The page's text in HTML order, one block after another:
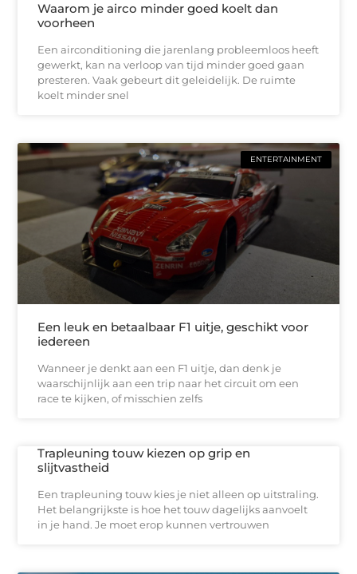
Waarom je airco minder goed koelt dan
voorheen
Een airconditioning die jarenlang probleemloos heeft
gewerkt, kan na verloop van tijd minder goed gaan
presteren. Vaak gebeurt dit geleidelijk. De ruimte
koelt minder snel
ENTERTAINMENT
Een leuk en betaalbaar F1 uitje, geschikt voor
iedereen
Wanneer je denkt aan een F1 uitje, dan denk je
waarschijnlijk aan een trip naar het circuit om een
race te kijken, of misschien zelfs
Trapleuning touw kiezen op grip en
slijtvastheid
Een trapleuning touw kies je niet alleen op uitstraling.
Het belangrijkste is hoe het touw dagelijks aanvoelt
in je hand. Je moet erop kunnen vertrouwen